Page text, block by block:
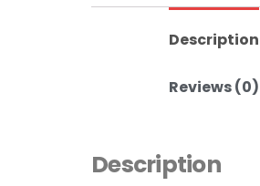
Description
Reviews (0)
Description